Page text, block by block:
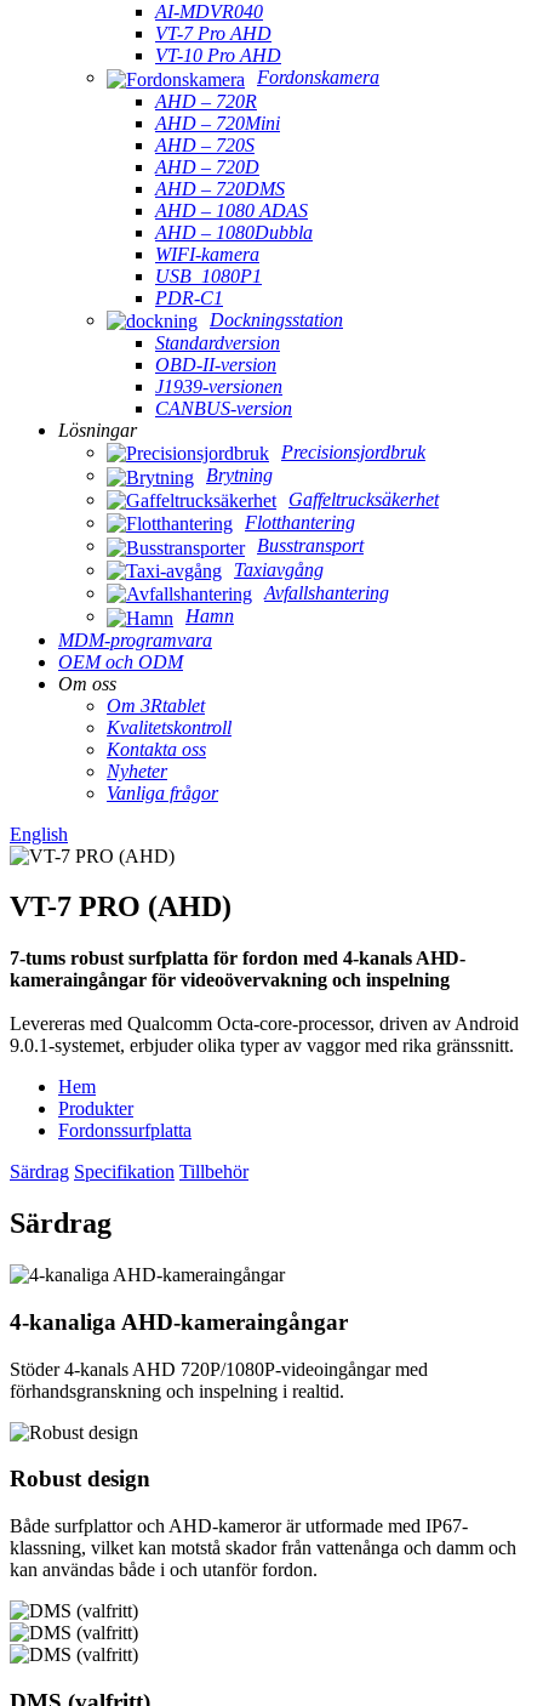
AI-MDVR040
VT-7 Pro AHD
VT-10 Pro AHD
Fordonskamera
AHD – 720R
AHD – 720Mini
AHD – 720S
AHD – 720D
AHD – 720DMS
AHD – 1080 ADAS
AHD – 1080Dubbla
WIFI-kamera
USB_1080P1
PDR-C1
Dockningsstation
Standardversion
OBD-II-version
J1939-versionen
CANBUS-version
Lösningar
Precisionsjordbruk
Brytning
Gaffeltrucksäkerhet
Flotthantering
Busstransport
Taxiavgång
Avfallshantering
Hamn
MDM-programvara
OEM och ODM
Om oss
Om 3Rtablet
Kvalitetskontroll
Kontakta oss
Nyheter
Vanliga frågor
English
VT-7 PRO (AHD)
7-tums robust surfplatta för fordon med 4-kanals AHD-
kameraingångar för videoövervakning och inspelning
Levereras med Qualcomm Octa-core-processor, driven av Android
9.0.1-systemet, erbjuder olika typer av vaggor med rika gränssnitt.
Hem
Produkter
Fordonssurfplatta
Särdrag Specifikation Tillbehör
Särdrag
4-kanaliga AHD-kameraingångar
Stöder 4-kanals AHD 720P/1080P-videoingångar med
förhandsgranskning och inspelning i realtid.
Robust design
Både surfplattor och AHD-kameror är utformade med IP67-
klassning, vilket kan motstå skador från vattenånga och damm och
kan användas både i och utanför fordon.